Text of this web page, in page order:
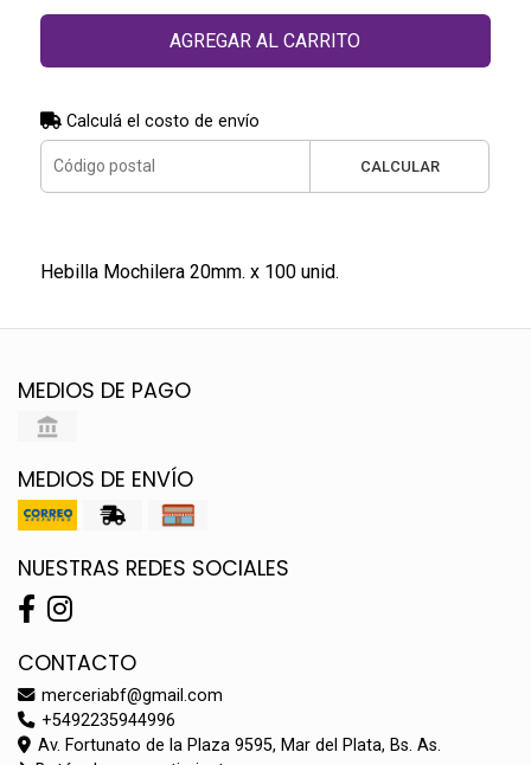
AGREGAR AL CARRITO
Calculá el costo de envío
CALCULAR
Hebilla Mochilera 20mm. x 100 unid.
MEDIOS DE PAGO
MEDIOS DE ENVÍO
NUESTRAS REDES SOCIALES
CONTACTO
merceriabf@gmail.com
+5492235944996
Av. Fortunato de la Plaza 9595, Mar del Plata, Bs. As.